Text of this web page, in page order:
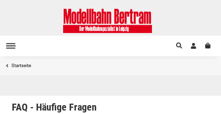
Startseite
FAQ - Häufige Fragen